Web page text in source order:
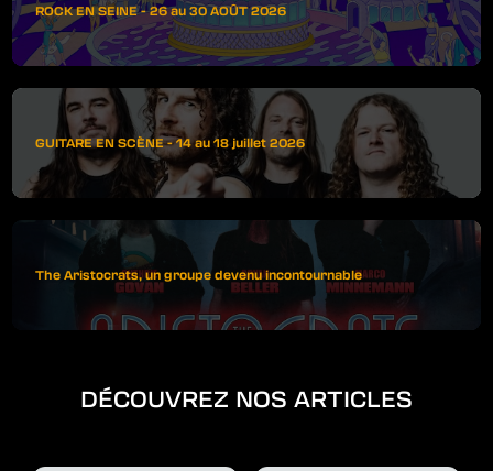
ROCK EN SEINE - 26 au 30 AOÛT 2026
GUITARE EN SCÈNE - 14 au 18 juillet 2026
The Aristocrats, un groupe devenu incontournable
DÉCOUVREZ NOS ARTICLES